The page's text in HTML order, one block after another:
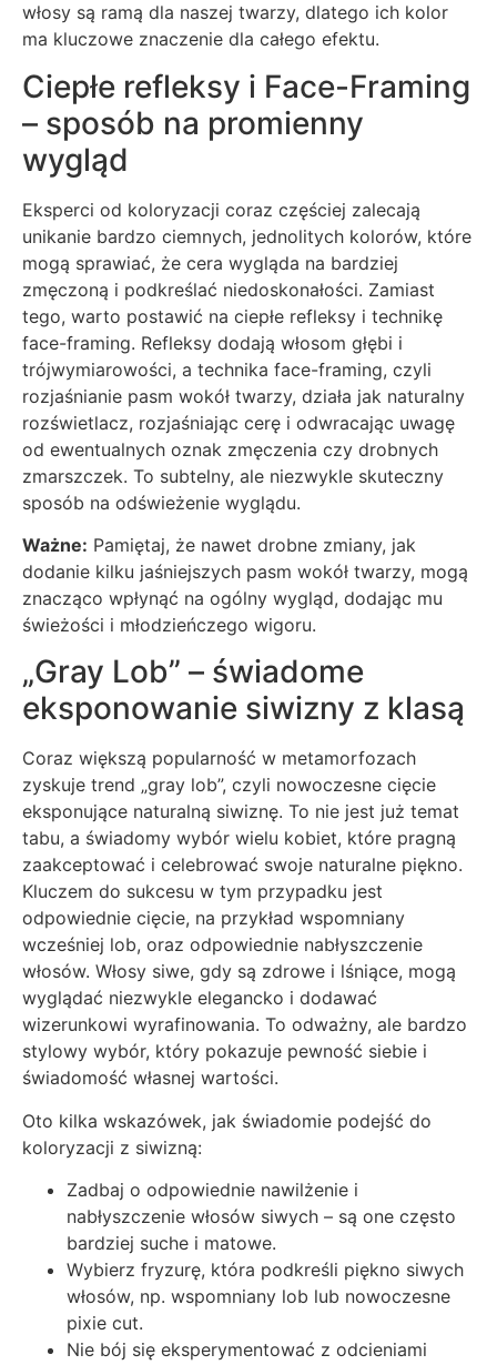
włosy są ramą dla naszej twarzy, dlatego ich kolor
ma kluczowe znaczenie dla całego efektu.
Ciepłe refleksy i Face-Framing
– sposób na promienny
wygląd
Eksperci od koloryzacji coraz częściej zalecają
unikanie bardzo ciemnych, jednolitych kolorów, które
mogą sprawiać, że cera wygląda na bardziej
zmęczoną i podkreślać niedoskonałości. Zamiast
tego, warto postawić na ciepłe refleksy i technikę
face-framing. Refleksy dodają włosom głębi i
trójwymiarowości, a technika face-framing, czyli
rozjaśnianie pasm wokół twarzy, działa jak naturalny
rozświetlacz, rozjaśniając cerę i odwracając uwagę
od ewentualnych oznak zmęczenia czy drobnych
zmarszczek. To subtelny, ale niezwykle skuteczny
sposób na odświeżenie wyglądu.
Ważne: Pamiętaj, że nawet drobne zmiany, jak
dodanie kilku jaśniejszych pasm wokół twarzy, mogą
znacząco wpłynąć na ogólny wygląd, dodając mu
świeżości i młodzieńczego wigoru.
„Gray Lob” – świadome
eksponowanie siwizny z klasą
Coraz większą popularność w metamorfozach
zyskuje trend „gray lob”, czyli nowoczesne cięcie
eksponujące naturalną siwiznę. To nie jest już temat
tabu, a świadomy wybór wielu kobiet, które pragną
zaakceptować i celebrować swoje naturalne piękno.
Kluczem do sukcesu w tym przypadku jest
odpowiednie cięcie, na przykład wspomniany
wcześniej lob, oraz odpowiednie nabłyszczenie
włosów. Włosy siwe, gdy są zdrowe i lśniące, mogą
wyglądać niezwykle elegancko i dodawać
wizerunkowi wyrafinowania. To odważny, ale bardzo
stylowy wybór, który pokazuje pewność siebie i
świadomość własnej wartości.
Oto kilka wskazówek, jak świadomie podejść do
koloryzacji z siwizną:
Zadbaj o odpowiednie nawilżenie i
nabłyszczenie włosów siwych – są one często
bardziej suche i matowe.
Wybierz fryzurę, która podkreśli piękno siwych
włosów, np. wspomniany lob lub nowoczesne
pixie cut.
Nie bój się eksperymentować z odcieniami